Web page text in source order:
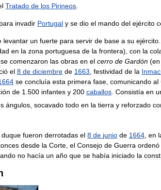
Tratado de los Pirineos
para invadir Portugal y se dio el mando del ejército
levantar un fuerte para servir de base a su ejército
en la zona portuguesa de la frontera), con la
se comenzaron las obras en el cerro de Gardón (en
el 8 de diciembre de 1663 festividad de la
se concluía esta primera fase comunicando al
de 1 500 infantes y 200 caballos Consistía en
ángulos socavado todo en la tierra y reforzado
duque fueron derrotadas el 8 de junio de 1664, en
desde la Corte, el Consejo de Guerra ordenó
no hacía un año que se había iniciado la